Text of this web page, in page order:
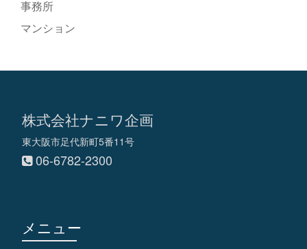
事務所
マンション
株式会社ナニワ企画
東大阪市足代新町5番11号
06-6782-2300
メニュー